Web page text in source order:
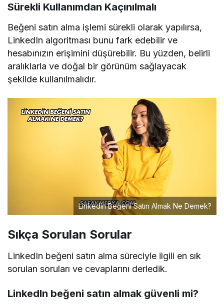
Sürekli Kullanımdan Kaçınılmalı
Beğeni satın alma işlemi sürekli olarak yapılırsa,
LinkedIn algoritması bunu fark edebilir ve
hesabınızın erişimini düşürebilir. Bu yüzden, belirli
aralıklarla ve doğal bir görünüm sağlayacak
şekilde kullanılmalıdır.
Linkedin Beğeni Satın Almak Ne Demek?
Sıkça Sorulan Sorular
LinkedIn beğeni satın alma süreciyle ilgili en sık
sorulan soruları ve cevaplarını derledik.
LinkedIn beğeni satın almak güvenli mi?